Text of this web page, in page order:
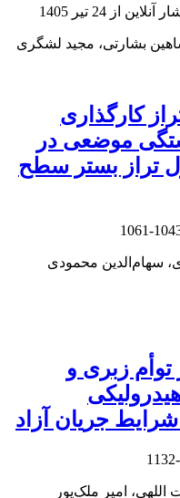
آنلاین از 24 تیر 1405
بشارتی، مجید لشگری
کارگذاری
موضعی در
تراز بستر سطح
1043-
سهام‌الدین محمودی
توأم زبری و
جریان آزاد
امیر ملک‌پور